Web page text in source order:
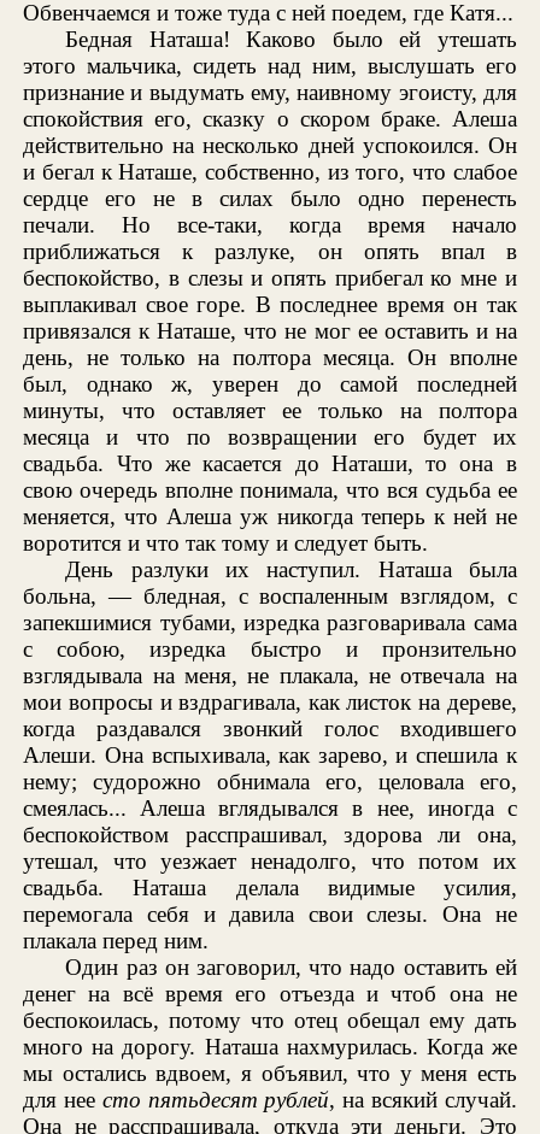
Обвенчаемся и тоже туда с ней поедем, где Катя...
Бедная Наташа! Каково было ей утешать
этого мальчика, сидеть над ним, выслушать его
признание и выдумать ему, наивному эгоисту, для
спокойствия его, сказку о скором браке. Алеша
действительно на несколько дней успокоился. Он
и бегал к Наташе, собственно, из того, что слабое
сердце его не в силах было одно перенесть
печали. Но все-таки, когда время начало
приближаться к разлуке, он опять впал в
беспокойство, в слезы и опять прибегал ко мне и
выплакивал свое горе. В последнее время он так
привязался к Наташе, что не мог ее оставить и на
день, не только на полтора месяца. Он вполне
был, однако ж, уверен до самой последней
минуты, что оставляет ее только на полтора
месяца и что по возвращении его будет их
свадьба. Что же касается до Наташи, то она в
свою очередь вполне понимала, что вся судьба ее
меняется, что Алеша уж никогда теперь к ней не
воротится и что так тому и следует быть.
День разлуки их наступил. Наташа была
больна, — бледная, с воспаленным взглядом, с
запекшимися тубами, изредка разговаривала сама
с собою, изредка быстро и пронзительно
взглядывала на меня, не плакала, не отвечала на
мои вопросы и вздрагивала, как листок на дереве,
когда раздавался звонкий голос входившего
Алеши. Она вспыхивала, как зарево, и спешила к
нему; судорожно обнимала его, целовала его,
смеялась... Алеша вглядывался в нее, иногда с
беспокойством расспрашивал, здорова ли она,
утешал, что уезжает ненадолго, что потом их
свадьба. Наташа делала видимые усилия,
перемогала себя и давила свои слезы. Она не
плакала перед ним.
Один раз он заговорил, что надо оставить ей
денег на всё время его отъезда и чтоб она не
беспокоилась, потому что отец обещал ему дать
много на дорогу. Наташа нахмурилась. Когда же
мы остались вдвоем, я объявил, что у меня есть
для нее сто пятьдесят рублей, на всякий случай.
Она не расспрашивала, откуда эти деньги. Это